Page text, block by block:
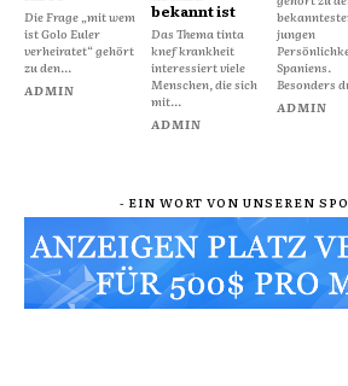
Die Frage „mit wem
ist Golo Euler
verheiratet“ gehört
zu den...
ADMIN
bekannt ist
Das Thema tinta
knef krankheit
interessiert viele
Menschen, die sich
mit...
ADMIN
jungen
Spaniens.
Besonders
ADMIN
- EIN WORT VON UNSEREN